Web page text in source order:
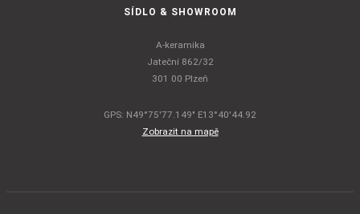
SÍDLO & SHOWROOM
A-keramika
Jateční 862/32
301 00 Plzeň
GPS: N49°75'77.149" E13°40'44.92
Zobrazit na mapě